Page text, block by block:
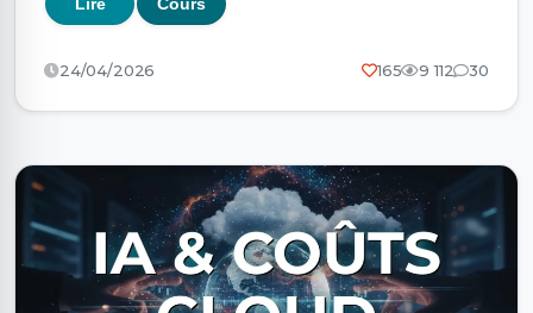
24/04/2026 165 9 112 30